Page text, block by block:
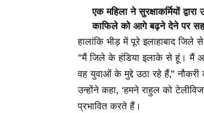
एक महिला ने सुरक्षाकर्मियों
काफिले को आगे बढ़ने देने पर
हालांकि भीड़ में पूरे इलाहाबाद जिले
”मैं जिले के हंडिया इलाके से हूं। मैं
वह युवाओं के मुद्दे उठा रहे हैं,” नौकरी
उन्होंने कहा, ‘हमने राहुल को
प्रभावित करते हैं।